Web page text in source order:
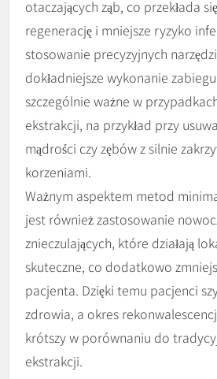
otaczających ząb, co przekłada
regenerację i mniejsze ryzyko
stosowanie precyzyjnych
dokładniejsze wykonanie
szczególnie ważne w
ekstrakcji, na przykład przy
mądrości czy zębów z silnie
korzeniami.
Ważnym aspektem metod
jest również zastosowanie
znieczulających, które działają
skuteczne, co dodatkowo
pacjenta. Dzięki temu pacjenci
zdrowia, a okres
krótszy w porównaniu do
ekstrakcji.